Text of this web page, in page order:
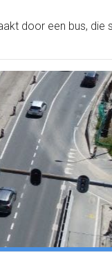
door een bus, die